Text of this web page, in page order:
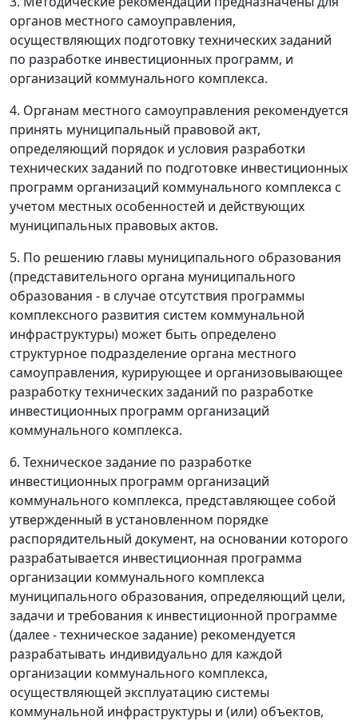
органов местного самоуправления,
осуществляющих подготовку технических заданий
по разработке инвестиционных программ, и
организаций коммунального комплекса.
4. Органам местного самоуправления рекомендуется
принять муниципальный правовой акт,
определяющий порядок и условия разработки
технических заданий по подготовке инвестиционных
программ организаций коммунального комплекса с
учетом местных особенностей и действующих
муниципальных правовых актов.
5. По решению главы муниципального образования
(представительного органа муниципального
образования - в случае отсутствия программы
комплексного развития систем коммунальной
инфраструктуры) может быть определено
структурное подразделение органа местного
самоуправления, курирующее и организовывающее
разработку технических заданий по разработке
инвестиционных программ организаций
коммунального комплекса.
6. Техническое задание по разработке
инвестиционных программ организаций
коммунального комплекса, представляющее собой
утвержденный в установленном порядке
распорядительный документ, на основании которого
разрабатывается инвестиционная программа
организации коммунального комплекса
муниципального образования, определяющий цели,
задачи и требования к инвестиционной программе
(далее - техническое задание) рекомендуется
разрабатывать индивидуально для каждой
организации коммунального комплекса,
осуществляющей эксплуатацию системы
коммунальной инфраструктуры и (или) объектов,